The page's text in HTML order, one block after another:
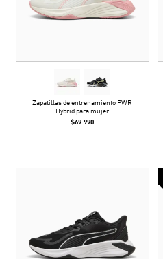
Zapatillas de entrenamiento PWR
Hybrid para mujer
$69.990